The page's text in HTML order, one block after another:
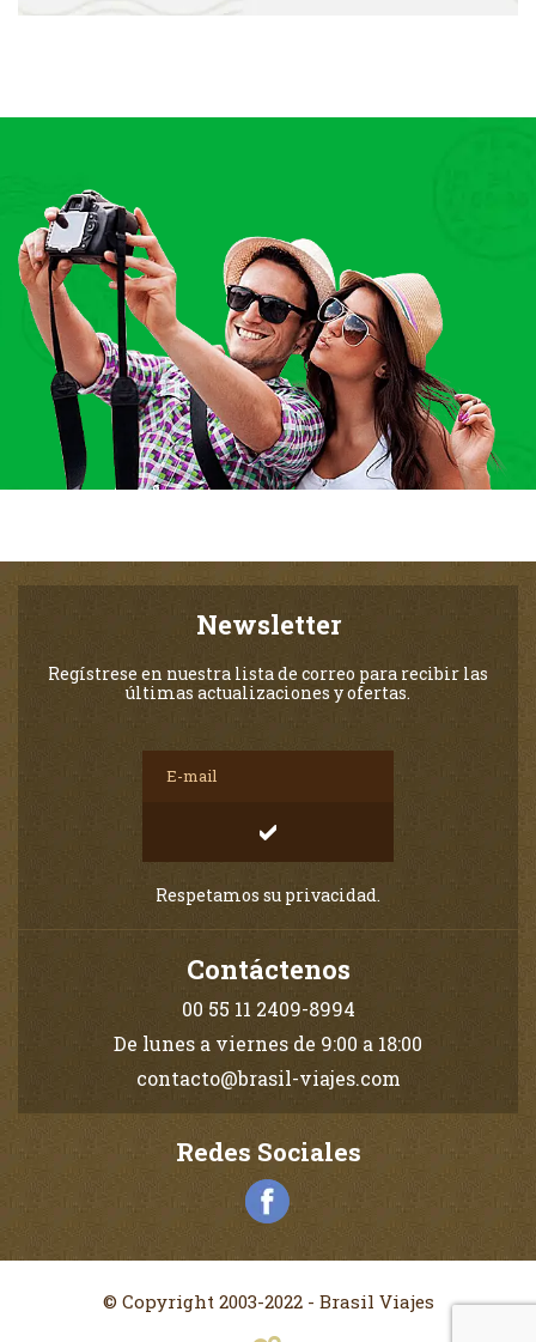
Newsletter
Regístrese en nuestra lista de correo para recibir las
últimas actualizaciones y ofertas.
Respetamos su privacidad.
Contáctenos
00 55 11 2409-8994
De lunes a viernes de 9:00 a 18:00
contacto@brasil-viajes.com
Redes Sociales
© Copyright 2003-2022 - Brasil Viajes